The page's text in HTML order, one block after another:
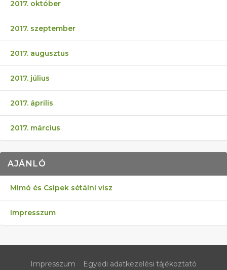
2017. október
2017. szeptember
2017. augusztus
2017. július
2017. április
2017. március
AJÁNLÓ
Mimó és Csipek sétálni visz
Impresszum
Impresszum Egyedi adatkezelési tájékoztató